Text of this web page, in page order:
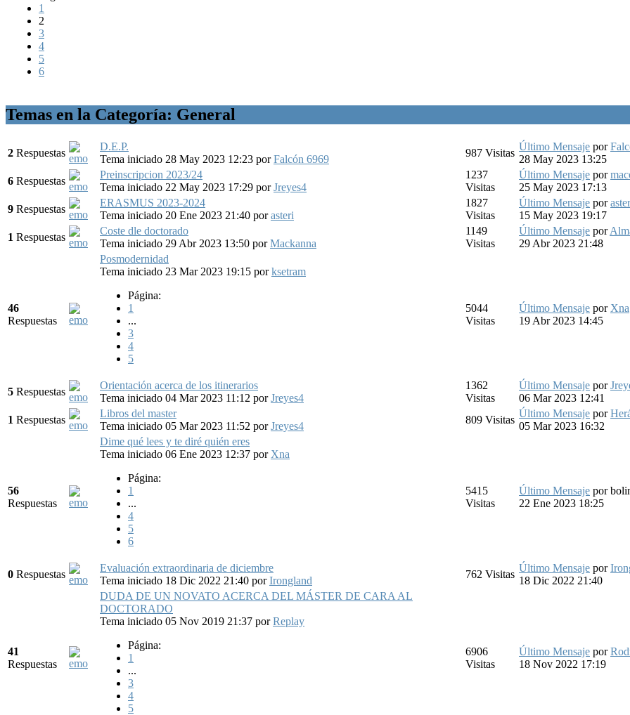
1
2
3
4
5
6
Temas en la Categoría: General
2 Respuestas
D.E.P.
Tema iniciado 28 May 2023 12:23 porFalcón 6969
987 Visitas
Último Mensaje por
28 May 2023 13:25
6 Respuestas
Preinscripcion 2023/24
Tema iniciado 22 May 2023 17:29 porJreyes4
1237
Visitas
Último Mensaje por
25 May 2023 17:13
9 Respuestas
ERASMUS 2023-2024
Tema iniciado 20 Ene 2023 21:40 porasteri
1827
Visitas
Último Mensaje por
15 May 2023 19:17
1 Respuestas
Coste dle doctorado
Tema iniciado 29 Abr 2023 13:50 porMackanna
1149
Visitas
Último Mensaje por
29 Abr 2023 21:48
46
Respuestas
Posmodernidad
Tema iniciado 23 Mar 2023 19:15 porksetram
Página:
1
...
3
4
5
5044
Visitas
Último Mensaje por Xna
19 Abr 2023 14:45
5 Respuestas
Orientación acerca de los itinerarios
Tema iniciado 04 Mar 2023 11:12 porJreyes4
1362
Visitas
Último Mensaje por
06 Mar 2023 12:41
1 Respuestas
Libros del master
Tema iniciado 05 Mar 2023 11:52 porJreyes4
809 Visitas
Último Mensaje por
05 Mar 2023 16:32
56
Respuestas
Dime qué lees y te diré quién eres
Tema iniciado 06 Ene 2023 12:37 por Xna
Página:
1
...
4
5
6
5415
Visitas
Último Mensaje por
22 Ene 2023 18:25
0 Respuestas
Evaluación extraordinaria de diciembre
Tema iniciado 18 Dic 2022 21:40 porIrongland
762 Visitas
Último Mensaje por
18 Dic 2022 21:40
41
Respuestas
DUDA DE UN NOVATO ACERCA DEL MÁSTER DE CARA AL
DOCTORADO
Tema iniciado 05 Nov 2019 21:37 porReplay
Página:
1
...
3
4
5
6906
Visitas
Último Mensaje por
18 Nov 2022 17:19